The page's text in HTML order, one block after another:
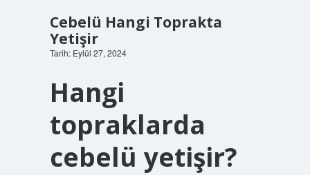
Cebelü Hangi Toprakta
Yetişir
Tarih: Eylül 27, 2024
Hangi
topraklarda
cebelü yetişir?